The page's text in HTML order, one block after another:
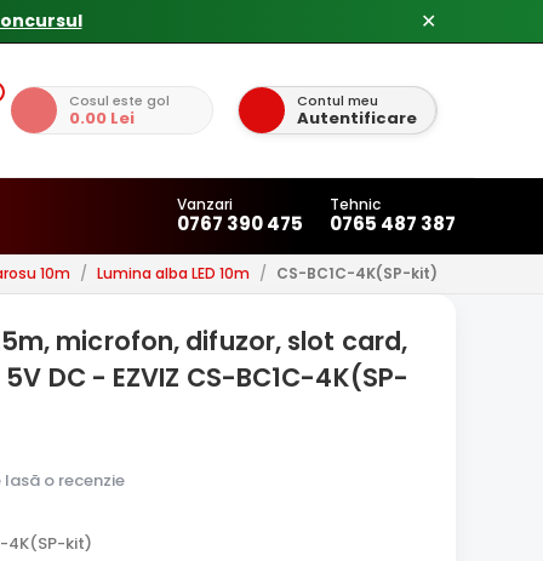
✕
Cosul este gol
0.00 Lei
Contul meu
Autentificare
Vanzari
0767 390 475
Tehnic
0765 487 387
10m / Lumina alba LED 10m / CS-BC1C-4K(SP-kit)
microfon, difuzor, slot card,
DC - EZVIZ CS-BC1C-4K(SP-
lasă o recenzie
4K(SP-kit)